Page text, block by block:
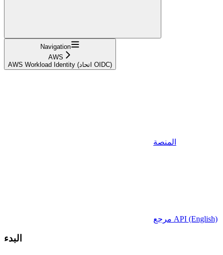
Navigation
AWS
AWS Workload Identity (اتحاد OIDC)
المنصة
مرجع API (English)
البدء